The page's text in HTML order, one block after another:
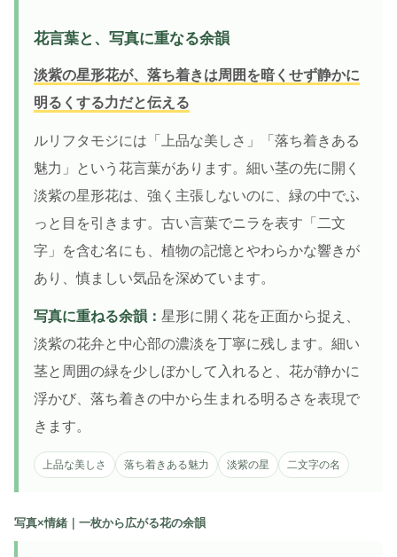
花言葉と、写真に重なる余韻
淡紫の星形花が、落ち着きは周囲を暗くせず静かに
明るくする力だと伝える
ルリフタモジには「上品な美しさ」「落ち着きある
魅力」という花言葉があります。細い茎の先に開く
淡紫の星形花は、強く主張しないのに、緑の中でふ
っと目を引きます。古い言葉でニラを表す「二文
字」を含む名にも、植物の記憶とやわらかな響きが
あり、慎ましい気品を深めています。
写真に重ねる余韻： 星形に開く花を正面から捉え、
淡紫の花弁と中心部の濃淡を丁寧に残します。細い
茎と周囲の緑を少しぼかして入れると、花が静かに
浮かび、落ち着きの中から生まれる明るさを表現で
きます。
上品な美しさ 落ち着きある魅力 淡紫の星 二文字の名
写真×情緒｜一枚から広がる花の余韻